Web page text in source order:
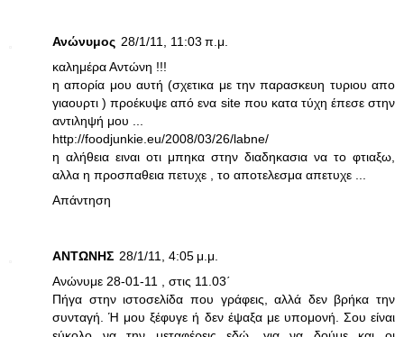
Ανώνυμος 28/1/11, 11:03 π.μ.
καλημέρα Αντώνη !!!
η απορία μου αυτή (σχετικα με την παρασκευη τυριου απο
γιαουρτι ) προέκυψε από ενα site που κατα τύχη έπεσε στην
αντιληψή μου ...
http://foodjunkie.eu/2008/03/26/labne/
η αλήθεια ειναι οτι μπηκα στην διαδηκασια να το φτιαξω,
αλλα η προσπαθεια πετυχε , το αποτελεσμα απετυχε ...
Απάντηση
ANTΩΝΗΣ 28/1/11, 4:05 μ.μ.
Ανώνυμε 28-01-11 , στις 11.03΄
Πήγα στην ιστοσελίδα που γράφεις, αλλά δεν βρήκα την
συνταγή. Ή μου ξέφυγε ή δεν έψαξα με υπομονή. Σου είναι